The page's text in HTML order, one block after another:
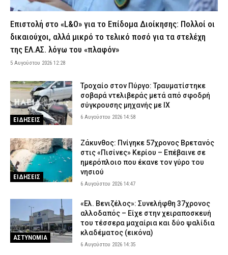
Αγνόησε σήμα της ΕΛ.ΑΣ. και μπήκε στο αντίθετο ρεύμα
Προφυλακίστηκε ο 44χρονος που συνελήφθη για εμπρησμό
στην Κεφαλονιά – Μεταφέρεται στις φυλακές Αγίου Στεφάνου
ΑΣΤΥΝΟΜΙΑ 6 Αυγούστου 2026 09:06
Απεγκλωβίστηκαν δύο ένοικοι (βίντεο)
ΕΙΔΗΣΕΙΣ 6 Αυγούστου 2026 08:54
H πολύτιμη συνδρομή των Ενόπλων Δυνάμεων στη φωτιά της
Δυτικής Αττικής – Επιχειρήσεις πυρόσβεσης και στοχευμένες
ΑΜΥΝΑ 6 Αυγούστου 2026 08:42
Πολύ υψηλός κίνδυνος πυρκαγιάς σήμερα σε Αττική, Εύβοια και
Βοιωτία (χάρτης)
6 Αυγούστου 2026 08:30
Τροχαίο στον Τύρναβο: Μετωπική σύγκρουση δύο ΙΧ – Σε
κατάσταση σοκ η οδηγός του ενός οχήματος
ΕΙΔΗΣΕΙΣ 6 Αυγούστου 2026 08:16
Η συνήθεια που η Ευρώπη κόβει, αλλά η Ελλάδα επιμένει – Τι
Επιστολή στο «L&O» για το Επίδομα Διοίκησης: Πολλοί οι
δικαιούχοι, αλλά μικρό το τελικό ποσό για τα στελέχη
της ΕΛ.ΑΣ. λόγω του «πλαφόν»
5 Αυγούστου 2026 12:28
ΕΙΔΗΣΕΙΣ
Τροχαίο στον Πύργο: Τραυματίστηκε
σοβαρά ντελιβεράς μετά από σφοδρή
σύγκρουσης μηχανής με ΙΧ
6 Αυγούστου 2026 14:58
ΕΙΔΗΣΕΙΣ
Ζάκυνθος: Πνίγηκε 57χρονος Βρετανός
στις «Πισίνες» Κερίου – Επέβαινε σε
ημερόπλοιο που έκανε τον γύρο του
νησιού
6 Αυγούστου 2026 14:47
ΑΣΤΥΝΟΜΙΑ
«Ελ. Βενιζέλος»: Συνελήφθη 37χρονος
αλλοδαπός – Είχε στην χειραποσκευή
του τέσσερα μαχαίρια και δύο ψαλίδια
κλαδέματος (εικόνα)
6 Αυγούστου 2026 14:35